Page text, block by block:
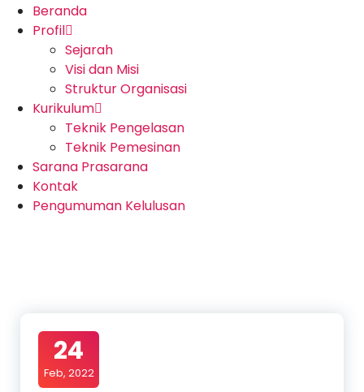
Beranda
Profil
Sejarah
Visi dan Misi
Struktur Organisasi
Kurikulum
Teknik Pengelasan
Teknik Pemesinan
Sarana Prasarana
Kontak
Pengumuman Kelulusan
24
Feb, 2022